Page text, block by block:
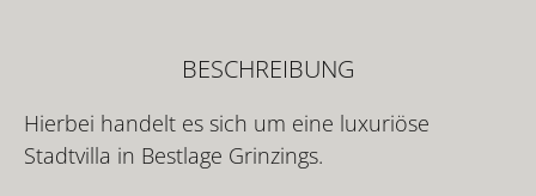
BESCHREIBUNG
Hierbei handelt es sich um eine luxuriöse
Stadtvilla in Bestlage Grinzings.